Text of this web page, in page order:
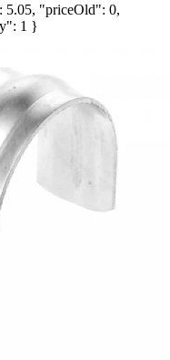
"priceOld": 0,
1 }